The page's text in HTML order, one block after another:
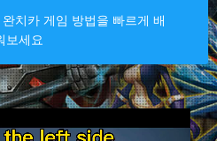
치카 게임 방법을 빠르게 배
보세요